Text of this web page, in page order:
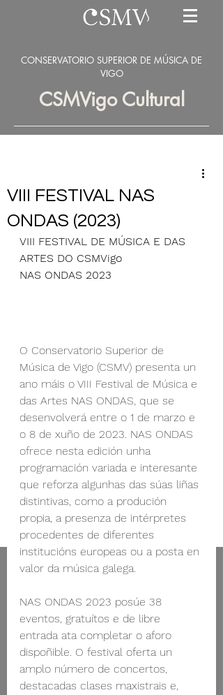
CONSERVATORIO SUPERIOR DE MÚSICA DE
VIGO
CSMVigo Cultural
VIII FESTIVAL NAS
ONDAS (2023)
VIII FESTIVAL DE MÚSICA E DAS
ARTES DO CSMVigo
NAS ONDAS 2023
O Conservatorio Superior de
Música de Vigo (CSMV) presenta un
ano máis o VIII Festival de Música e
das Artes NAS ONDAS, que se
desenvolverá entre o 1 de marzo e
o 8 de xuño de 2023. NAS ONDAS
ofrece nesta edición unha
programación variada e interesante
que reforza algunhas das súas liñas
distintivas, como a produción
propia, a presenza de intérpretes
procedentes de diferentes
institucións europeas ou a posta en
valor da música galega.
NAS ONDAS 2023 posúe 38
eventos, gratuítos e de libre
entrada ata completar o aforo
dispoñible. O festival oferta un
amplo número de concertos,
destacadas clases maxistrais e,